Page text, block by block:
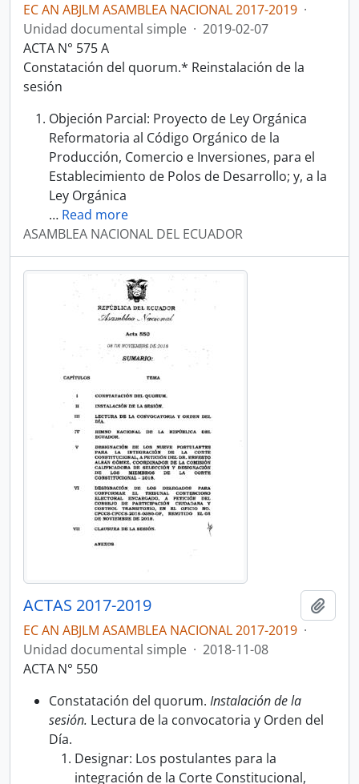
EC AN ABJLM ASAMBLEA NACIONAL 2017-2019 ·
Unidad documental simple · 2019-02-07
ACTA N° 575 A
Constatación del quorum.* Reinstalación de la
sesión
Objeción Parcial: Proyecto de Ley Orgánica
Reformatoria al Código Orgánico de la
Producción, Comercio e Inversiones, para el
Establecimiento de Polos de Desarrollo; y, a la
Ley Orgánica
… Read more
ASAMBLEA NACIONAL DEL ECUADOR
ACTAS 2017-2019
EC AN ABJLM ASAMBLEA NACIONAL 2017-2019 ·
Unidad documental simple · 2018-11-08
ACTA N° 550
Constatación del quorum. Instalación de la
sesión. Lectura de la convocatoria y Orden del
Día.
Designar: Los postulantes para la
integración de la Corte Constitucional,